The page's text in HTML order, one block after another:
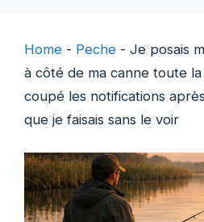
Home - Peche - Je posais
à côté de ma canne toute la
coupé les notifications
que je faisais sans le voir